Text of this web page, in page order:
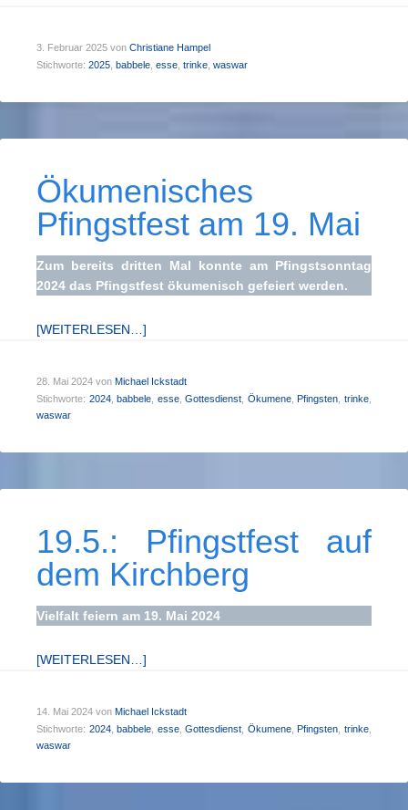
3. Februar 2025 von Christiane Hampel
Stichworte: 2025 babbele esse trinke waswar
Ökumenisches
Pfingstfest am 19. Mai
Zum bereits dritten Mal konnte am Pfingstsonntag
2024 das Pfingstfest ökumenisch gefeiert werden.
[WEITERLESEN…]
28. Mai 2024 von Michael Ickstadt
Stichworte: 2024,babbele esse,Gottesdienst Ökumene,Pfingsten ,trinke
waswar
19.5.: Pfingstfest auf
dem Kirchberg­
Vielfalt feiern am 19. Mai 2024
[WEITERLESEN…]
14. Mai 2024 von Michael Ickstadt
Stichworte: 2024,babbele esse,Gottesdienst Ökumene,Pfingsten ,trinke
waswar